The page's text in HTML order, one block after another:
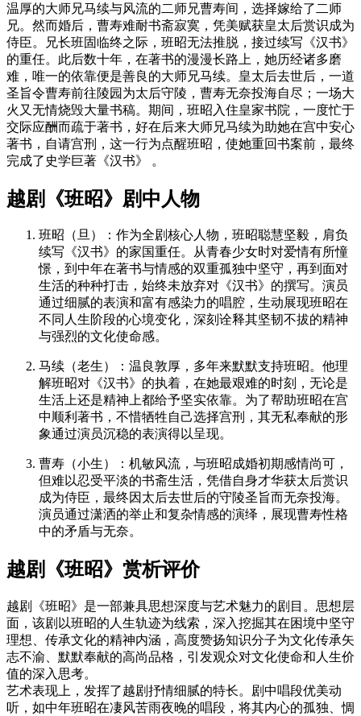
温厚的大师兄马续与风流的二师兄曹寿间，选择嫁给了二师
兄。然而婚后，曹寿难耐书斋寂寞，凭美赋获皇太后赏识成为
侍臣。兄长班固临终之际，班昭无法推脱，接过续写《汉书》
的重任。此后数十年，在著书的漫漫长路上，她历经诸多磨
难，唯一的依靠便是善良的大师兄马续。皇太后去世后，一道
圣旨令曹寿前往陵园为太后守陵，曹寿无奈投海自尽；一场大
火又无情烧毁大量书稿。期间，班昭入住皇家书院，一度忙于
交际应酬而疏于著书，好在后来大师兄马续为助她在宫中安心
著书，自请宫刑，这一行为点醒班昭，使她重回书案前，最终
完成了史学巨著《汉书》 。
越剧《班昭》剧中人物
班昭（旦）
：作为全剧核心人物，班昭聪慧坚毅，肩负
续写《汉书》的家国重任。从青春少女时对爱情有所憧
憬，到中年在著书与情感的双重孤独中坚守，再到面对
生活的种种打击，始终未放弃对《汉书》的撰写。演员
通过细腻的表演和富有感染力的唱腔，生动展现班昭在
不同人生阶段的心境变化，深刻诠释其坚韧不拔的精神
与强烈的文化使命感。
马续（老生）
：温良敦厚，多年来默默支持班昭。他理
解班昭对《汉书》的执着，在她最艰难的时刻，无论是
生活上还是精神上都给予坚实依靠。为了帮助班昭在宫
中顺利著书，不惜牺牲自己选择宫刑，其无私奉献的形
象通过演员沉稳的表演得以呈现。
曹寿（小生）
：机敏风流，与班昭成婚初期感情尚可，
但难以忍受平淡的书斋生活，凭借自身才华获太后赏识
成为侍臣，最终因太后去世后的守陵圣旨而无奈投海。
演员通过潇洒的举止和复杂情感的演绎，展现曹寿性格
中的矛盾与无奈。
越剧《班昭》赏析评价
越剧《班昭》是一部兼具思想深度与艺术魅力的剧目。思想层
面，该剧以班昭的人生轨迹为线索，深入挖掘其在困境中坚守
理想、传承文化的精神内涵，高度赞扬知识分子为文化传承矢
志不渝、默默奉献的高尚品格，引发观众对文化使命和人生价
值的深入思考。
艺术表现上，发挥了越剧抒情细腻的特长。剧中唱段优美动
听，如中年班昭在凄风苦雨夜晚的唱段，将其内心的孤独、惆